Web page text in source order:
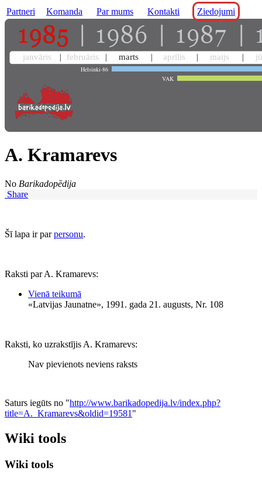
Partneri Komanda Par mums Kontakti Ziedojumi
janvāris februāris marts aprīlis maijs
Helsinki-86
VAK
A. Kramarevs
No Barikadopēdija
Share
Šī lapa ir parpersonu.
Raksti par A. Kramarevs:
Vienā teikumā
«Latvijas Jaunatne», 1991. gada 21. augusts, Nr. 108
Raksti, ko uzrakstījis A. Kramarevs:
Nav pievienots neviens raksts
Saturs iegūts no "http://www.barikadopedija.lv/index.php?
title=A._Kramarevs&oldid=19581 "
Wiki tools
Wiki tools